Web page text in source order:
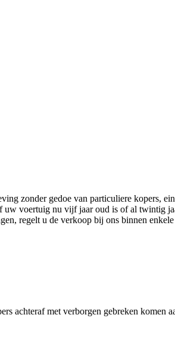
zonder gedoe van particuliere kopers,
uw voertuig nu vijf jaar oud is of al twintig
regelt u de verkoop bij ons binnen enkele
achteraf met verborgen gebreken komen